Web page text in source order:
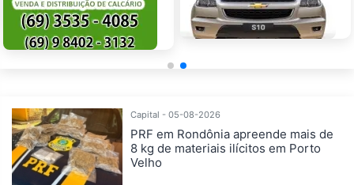
Capital - 05-08-2026
PRF em Rondônia apreende mais de
8 kg de materiais ilícitos em Porto
Velho